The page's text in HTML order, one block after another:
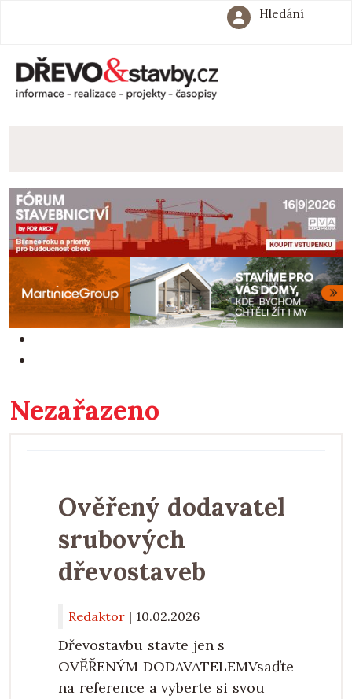
Hledání
Nezařazeno
Ověřený dodavatel
srubových
dřevostaveb
Redaktor | 10.02.2026
Dřevostavbu stavte jen s
OVĚŘENÝM DODAVATELEMVsaďte
na reference a vyberte si svou